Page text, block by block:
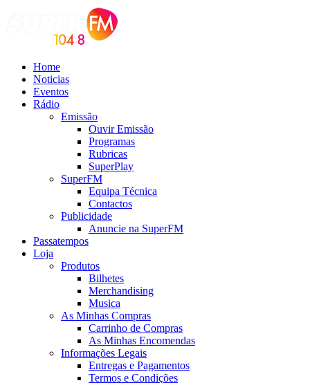
Home
Noticias
Eventos
Rádio
Emissão
Ouvir Emissão
Programas
Rubricas
SuperPlay
SuperFM
Equipa Técnica
Contactos
Publicidade
Anuncie na SuperFM
Passatempos
Loja
Produtos
Bilhetes
Merchandising
Musica
As Minhas Compras
Carrinho de Compras
As Minhas Encomendas
Informações Legais
Entregas e Pagamentos
Termos e Condições